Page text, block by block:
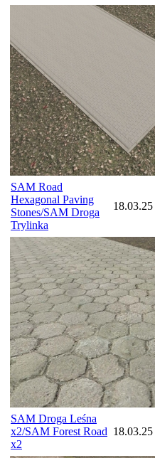
SAM Road
Hexagonal Paving
Stones/SAM Droga
Trylinka
18.03.25
SAM Droga Leśna
x2/SAM Forest Road
x2
18.03.25